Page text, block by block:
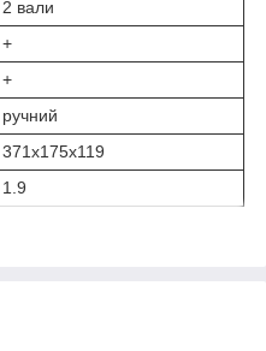
2 вали
+
+
ручний
371x175x119
1.9